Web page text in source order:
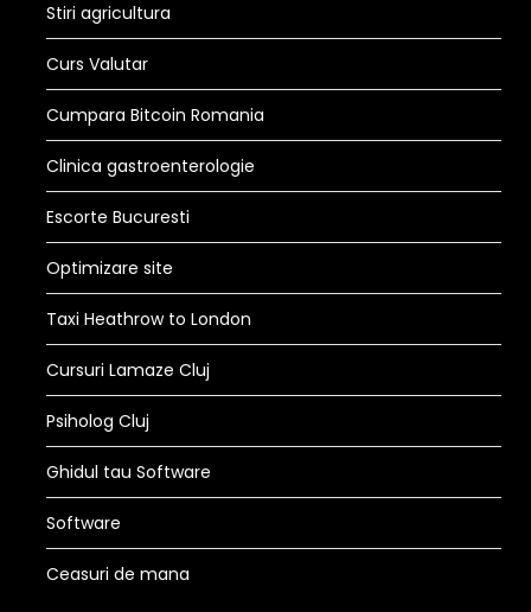
Stiri agricultura
Curs Valutar
Cumpara Bitcoin Romania
Clinica gastroenterologie
Escorte Bucuresti
Optimizare site
Taxi Heathrow to London
Cursuri Lamaze Cluj
Psiholog Cluj
Ghidul tau Software
Software
Ceasuri de mana